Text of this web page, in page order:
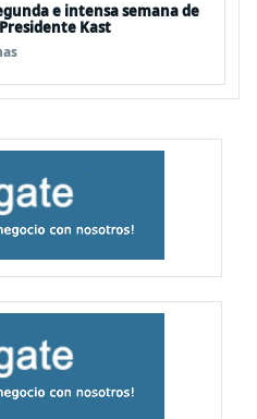
e intensa semana de
Kast